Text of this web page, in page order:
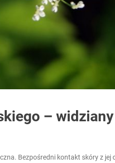
–
Bezpośredni kontakt skóry z jej